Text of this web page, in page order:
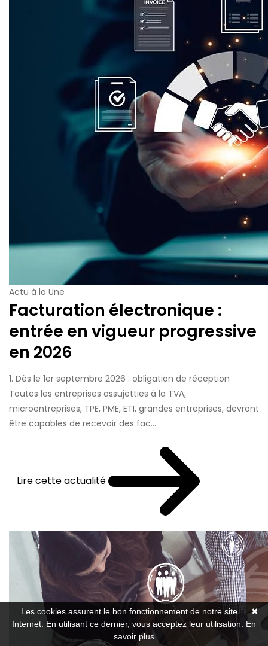
Actu à la Une
Facturation électronique :
entrée en vigueur progressive
en 2026
1. Dès le 1er septembre 2026 : obligation de réception
Toutes les entreprises assujetties à la TVA,
microentreprises, TPE, PME, ETI, grandes entreprises, devront
être capables de recevoir des fac...
Lire cette actualité
✖
Les cookies assurent le bon fonctionnement de notre site
Internet. En utilisant ce dernier, vous acceptez leur utilisation. En
savoir plus